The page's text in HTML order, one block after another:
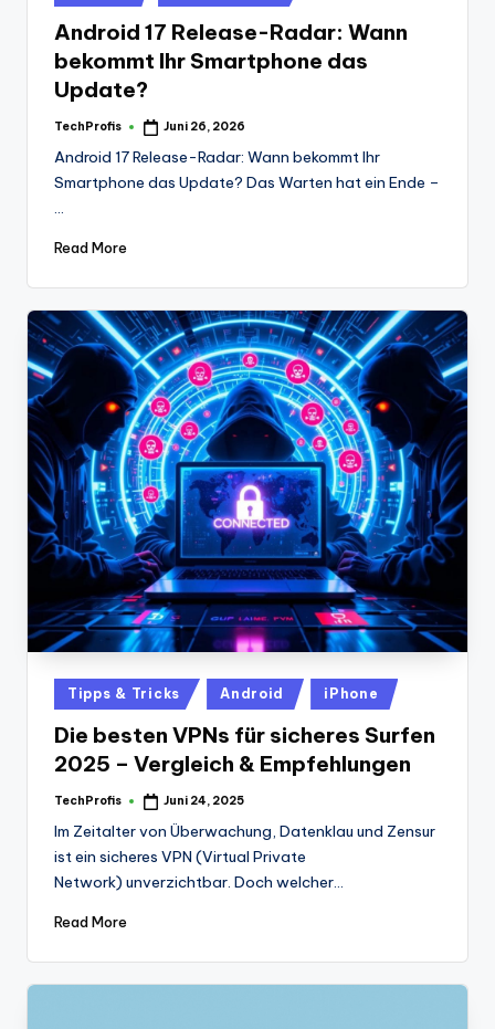
in
Android 17 Release-Radar: Wann
bekommt Ihr Smartphone das
Update?
Posted
TechProfis Juni 26, 2026
Android 17 Release-Radar: Wann bekommt Ihr
Smartphone das Update? Das Warten hat ein Ende –
…
Read More
Posted
in
Tipps & Tricks Android iPhone
Die besten VPNs für sicheres Surfen
2025 – Vergleich & Empfehlungen
Posted
TechProfis Juni 24, 2025
Im Zeitalter von Überwachung, Datenklau und Zensur
ist ein sicheres VPN (Virtual Private
Network) unverzichtbar. Doch welcher…
Read More